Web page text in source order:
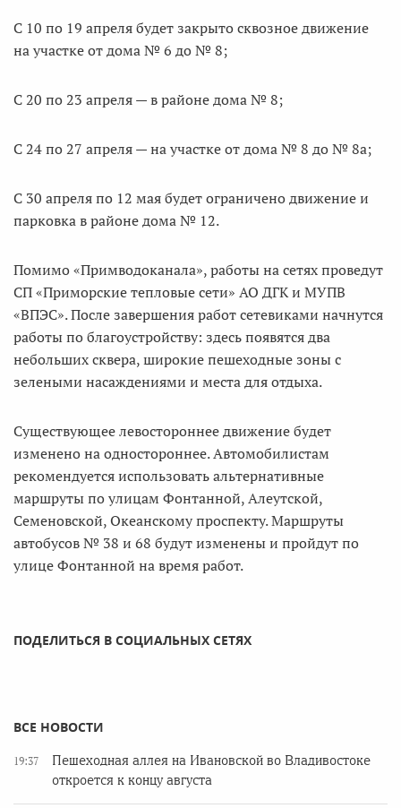
С 10 по 19 апреля будет закрыто сквозное движение
на участке от дома № 6 до № 8;
С 20 по 23 апреля — в районе дома № 8;
С 24 по 27 апреля — на участке от дома № 8 до № 8а;
С 30 апреля по 12 мая будет ограничено движение и
парковка в районе дома № 12.
Помимо «Примводоканала», работы на сетях проведут
СП «Приморские тепловые сети» АО ДГК и МУПВ
«ВПЭС». После завершения работ сетевиками начнутся
работы по благоустройству: здесь появятся два
небольших сквера, широкие пешеходные зоны с
зелеными насаждениями и места для отдыха.
Существующее левостороннее движение будет
изменено на одностороннее. Автомобилистам
рекомендуется использовать альтернативные
маршруты по улицам Фонтанной, Алеутской,
Семеновской, Океанскому проспекту. Маршруты
автобусов № 38 и 68 будут изменены и пройдут по
улице Фонтанной на время работ.
ПОДЕЛИТЬСЯ В СОЦИАЛЬНЫХ СЕТЯХ
ВСЕ НОВОСТИ
19:37
Пешеходная аллея на Ивановской во Владивостоке
откроется к концу августа